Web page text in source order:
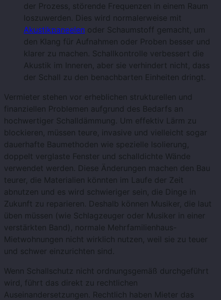
der Prozess, störende Frequenzen in einem Raum
loszuwerden. Dies wird normalerweise mit
Akustikpaneelen oder Schaumstoff gemacht, um
den Klang für Aufnahmen oder Proben besser und
klarer zu machen. Schallkontrolle verbessert die
Akustik im Inneren, aber sie verhindert nicht, dass
der Schall zu den benachbarten Einheiten dringt.
Vermieter stehen vor erheblichen strukturellen und
finanziellen Problemen aufgrund des Bedarfs an
hochwertiger Schalldämmung. Um effektiv Lärm zu
blockieren, müssen teure, invasive und vielleicht sogar
dauerhafte Baumethoden wie spezielle Isolierung,
doppelt verglaste Fenster und schalldichte Wände
verwendet werden. Diese Änderungen machen den Bau
teurer, die Materialien könnten im Laufe der Zeit
abnutzen und es wird schwieriger sein, die Dinge in
Zukunft zu reparieren. Deshalb können Musiker, die laut
üben müssen (wie Schlagzeuger oder Musiker in einer
verstärkten Band), normale Mehrfamilienhaus-
Mietwohnungen nicht wirklich nutzen, weil sie zu teuer
und schwer einzurichten sind.
Wenn Schallschutz nicht ordnungsgemäß durchgeführt
wird, führt das direkt zu rechtlichen
Auseinandersetzungen. Rechtlich haben Mieter das